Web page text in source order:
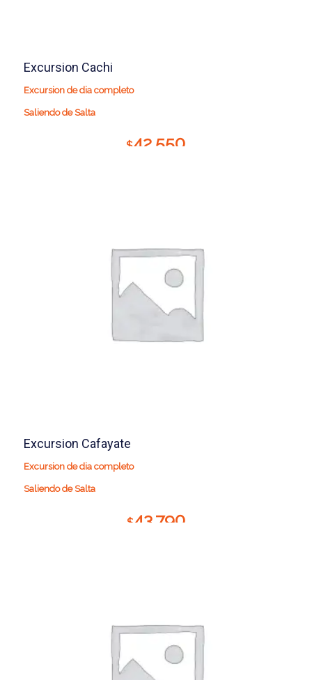
Excursion Cachi
Excursion de dia completo
Saliendo de Salta
$42.550
Excursion Cafayate
Excursion de dia completo
Saliendo de Salta
$43.790